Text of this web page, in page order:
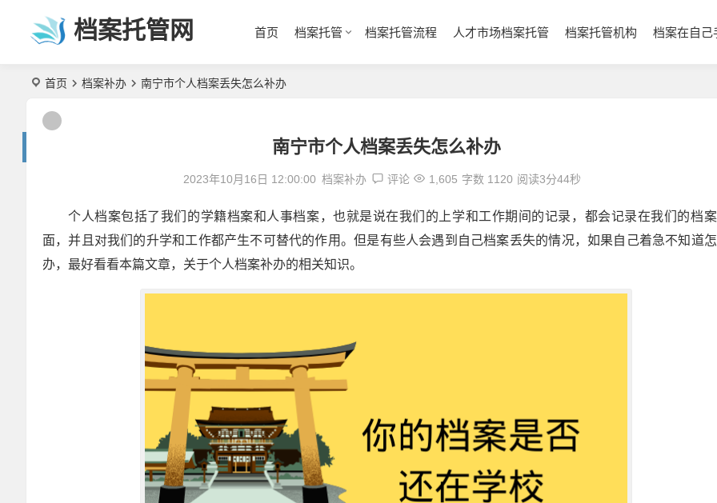
档案托管网 首页 档案托管 档案托管流程 人才市场档案托管 档案托管机构 档案在自己
首页 档案补办 南宁市个人档案丢失怎么补办
南宁市个人档案丢失怎么补办
2023年10月16日 12:00:00 档案补办 评论 1,605 字数 1120 阅读3分44秒
个人档案包括了我们的学籍档案和人事档案，也就是说在我们的上学和工作期间的记录，都会记录在我们的档
面，并且对我们的升学和工作都产生不可替代的作用。但是有些人会遇到自己档案丢失的情况，如果自己着急不知道
办，最好看看本篇文章，关于个人档案补办的相关知识。